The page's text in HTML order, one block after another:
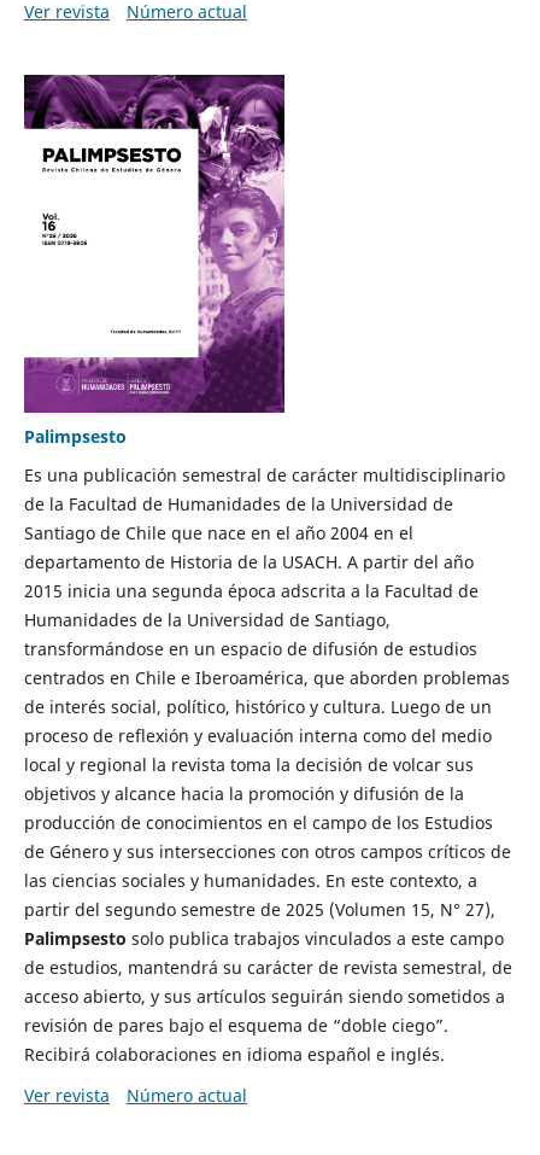
Ver revista
Número actual
Palimpsesto
Es una publicación semestral de carácter multidisciplinario
de la Facultad de Humanidades de la Universidad de
Santiago de Chile que nace en el año 2004 en el
departamento de Historia de la USACH. A partir del año
2015 inicia una segunda época adscrita a la Facultad de
Humanidades de la Universidad de Santiago,
transformándose en un espacio de difusión de estudios
centrados en Chile e Iberoamérica, que aborden problemas
de interés social, político, histórico y cultura. Luego de un
proceso de reflexión y evaluación interna como del medio
local y regional la revista toma la decisión de volcar sus
objetivos y alcance hacia la promoción y difusión de la
producción de conocimientos en el campo de los Estudios
de Género y sus intersecciones con otros campos críticos de
las ciencias sociales y humanidades. En este contexto, a
partir del segundo semestre de 2025 (Volumen 15, N° 27),
Palimpsesto solo publica trabajos vinculados a este campo
de estudios, mantendrá su carácter de revista semestral, de
acceso abierto, y sus artículos seguirán siendo sometidos a
revisión de pares bajo el esquema de “doble ciego”.
Recibirá colaboraciones en idioma español e inglés.
Ver revista
Número actual